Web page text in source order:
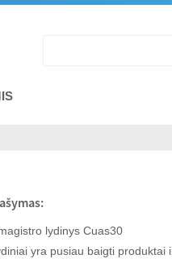
lydinys Cuas30
yra pusiau baigti produktai